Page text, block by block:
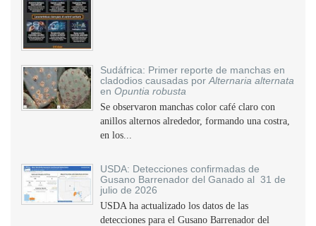
Sudáfrica: Primer reporte de manchas en
cladodios causadas por Alternaria alternata
en Opuntia robusta
Se observaron manchas color café claro con
anillos alternos alrededor, formando una costra,
en los...
USDA: Detecciones confirmadas de
Gusano Barrenador del Ganado al 31 de
julio de 2026
USDA ha actualizado los datos de las
detecciones para el Gusano Barrenador del